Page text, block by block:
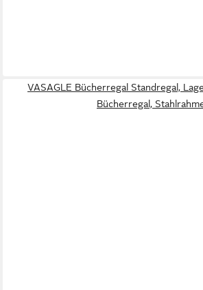
VASAGLE Bücherregal Standregal,
Bücherregal,